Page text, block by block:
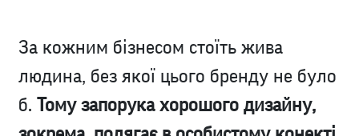
За кожним бізнесом стоїть жива
людина, без якої цього бренду не було
б. Тому запорука хорошого дизайну,